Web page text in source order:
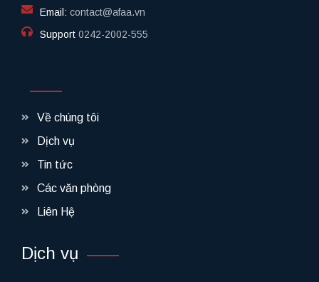
Email: contact@afaa.vn
Support 0242-2002-555​
Về chúng tôi
Dịch vụ
Tin tức
Các văn phòng
Liên Hệ
Dịch vụ